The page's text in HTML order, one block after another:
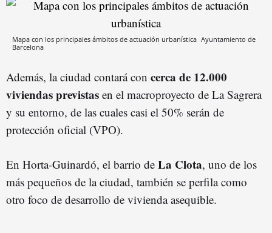
Mapa con los principales ámbitos de actuación urbanística Ayuntamiento de
Barcelona
Además, la ciudad contará con cerca de 12.000
viviendas previstas en el macroproyecto de La Sagrera
y su entorno, de las cuales casi el 50% serán de
protección oficial (VPO).
En Horta-Guinardó, el barrio de La Clota, uno de los
más pequeños de la ciudad, también se perfila como
otro foco de desarrollo de vivienda asequible.